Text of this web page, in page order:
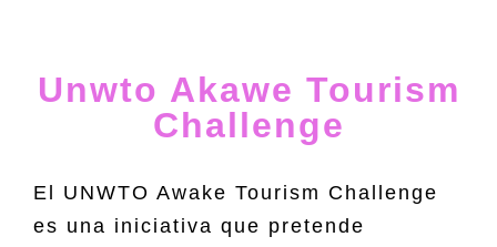
Unwto Akawe Tourism
Challenge
El UNWTO Awake Tourism Challenge
es una iniciativa que pretende